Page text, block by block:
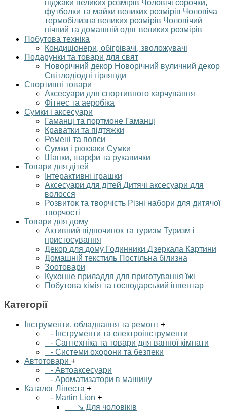
піджаки великих розмірів Чоловічі сорочки,
футболки та майки великих розмірів Чоловіча
термобілизна великих розмірів Чоловічий
нічний та домашній одяг великих розмірів
Побутова техніка
Кондиціонери, обігрівачі, зволожувачі
Подарунки та товари для свят
Новорічний декор Новорічний вуличний декор
Світлодіодні гірлянди
Спортивні товари
Аксесуари для спортивного харчування
Фітнес та аеробіка
Сумки і аксесуари
Гаманці та портмоне Гаманці
Краватки та підтяжки
Ремені та пояси
Сумки і рюкзаки Сумки
Шапки, шарфи та рукавички
Товари для дітей
Інтерактивні іграшки
Аксесуари для дітей Дитячі аксесуари для
волосся
Розвиток та творчість Різні набори для дитячої
творчості
Товари для дому
Активний відпочинок та туризм Туризм і
пристосування
Декор для дому Годинники Дзеркала Картини
Домашній текстиль Постільна білизна
Зоотовари
Кухонне приладдя для приготування їжі
Побутова хімія та господарський інвентар
Категорії
Інструменти, обладнання та ремонт +
- Інструменти та електроінструменти
- Сантехніка та товари для ванної кімнати
- Системи охорони та безпеки
Автотовари +
- Автоаксесуари
- Ароматизатори в машину
Каталог Лівеста +
- Martin Lion +
↘ Для чоловіків